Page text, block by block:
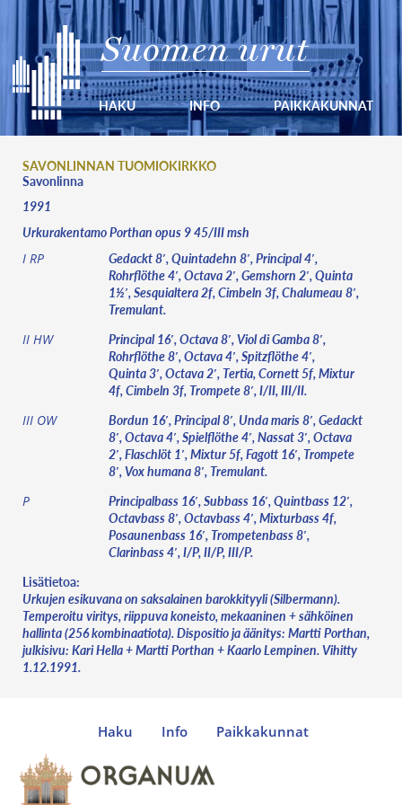
Suomen urut
HAKU INFO PAIKKAKUNNAT
SAVONLINNAN TUOMIOKIRKKO
Savonlinna
1991
Urkurakentamo Porthan opus 9 45/III msh
I RP
Gedackt 8′, Quintadehn 8′, Principal 4′,
Rohrflöthe 4′, Octava 2′, Gemshorn 2′, Quinta
1½′, Sesquialtera 2f, Cimbeln 3f, Chalumeau 8′,
Tremulant.
II HW
Principal 16′, Octava 8′, Viol di Gamba 8′,
Rohrflöthe 8′, Octava 4′, Spitzflöthe 4′,
Quinta 3′, Octava 2′, Tertia, Cornett 5f, Mixtur
4f, Cimbeln 3f, Trompete 8′, I/II, III/II.
III OW
Bordun 16′, Principal 8′, Unda maris 8′, Gedackt
8′, Octava 4′, Spielflöthe 4′, Nassat 3′, Octava
2′, Flaschlöt 1′, Mixtur 5f, Fagott 16′, Trompete
8′, Vox humana 8′, Tremulant.
P
Principalbass 16′, Subbass 16′, Quintbass 12′,
Octavbass 8′, Octavbass 4′, Mixturbass 4f,
Posaunenbass 16′, Trompetenbass 8′,
Clarinbass 4′, I/P, II/P, III/P.
Lisätietoa:
Urkujen esikuvana on saksalainen barokkityyli (Silbermann).
Temperoitu viritys, riippuva koneisto, mekaaninen + sähköinen
hallinta (256 kombinaatiota). Dispositio ja äänitys: Martti Porthan,
julkisivu: Kari Hella + Martti Porthan + Kaarlo Lempinen. Vihitty
1.12.1991.
Haku Info Paikkakunnat